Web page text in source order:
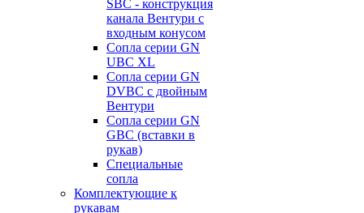
SBC - конструкция
канала Вентури c
входным конусом
Сопла серии GN
UBC XL
Сопла серии GN
DVBC с двойным
Вентури
Сопла серии GN
GBC (вставки в
рукав)
Специальные
сопла
Комплектующие к
рукавам